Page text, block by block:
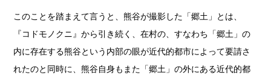
このことを踏まえて言うと、熊谷が撮影した「郷土」とは、
『コドモノクニ』から引き続く、在村の、すなわち「郷土」の
内に存在する熊谷という内部の眼が近代的都市によって要請さ
れたのと同時に、熊谷自身もまた「郷土」の外にある近代的都